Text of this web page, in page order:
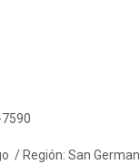
/ Región: San German